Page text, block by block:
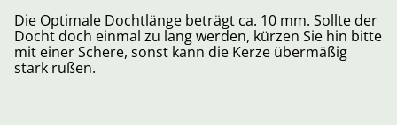
Die Optimale Dochtlänge beträgt ca. 10 mm. Sollte der
Docht doch einmal zu lang werden, kürzen Sie hin bitte
mit einer Schere, sonst kann die Kerze übermäßig
stark rußen.